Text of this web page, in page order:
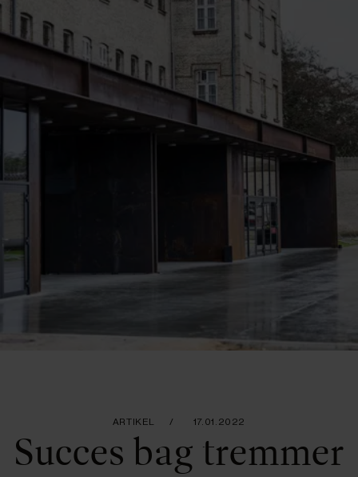
ARTIKEL 17.01.2022
Succes bag tremmer